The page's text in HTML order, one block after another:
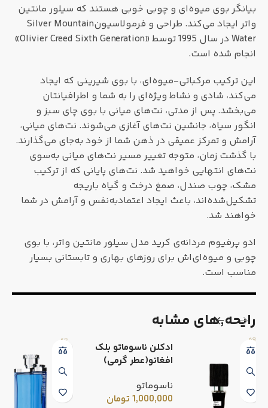
بیانگر بوی میوه‌ای و چوبی خوبی هستند که سیلور مانتین
واتر ایجاد می‌کند. طراحی و فرمولاسیونSilver Mountain
Water در سال 1995 توسط «Olivier Creed Sixth Generation»
انجام شده است.
این ترکیب مرکباتی-میوه‌ای، با بوی شیرینی که ایجاد
می‌کند، شادی و نشاط ویژه‌ای را به شما و اطرافیانتان
می‌بخشد. پس از مدتی، نت‌های میانی با بوی چای سبز و
انگور سیاه، جانشین نت‌های آغازی می‌شوند. نت‌های میانی،
آرامش و تمرکز عمیقی در ذهن شما از خود به‌جای می‌گذارند.
با گذشت زمان، متوجه تغییر مسیر نت‌های میانی به‌سوی
نت‌های انتهایی خواهید شد. نت‌های پایانی که از ترکیب
مشک، چوب صندل، صمغ درخت و گیاه باریجه
تشکیل‌شده‌اند، باعث ایجاد اعتمادبه‌نفس و آرامش در شما
خواهند شد.
ادو پرفیوم مردانه‌ی کرید مدل سیلور مانتین واتر، با بوی
چوبی و میوه‌ای‌اش برای روزهای بهاری و تابستانی بسیار
مناسب است.
رایحه٬های مشابه
ادکلن ناسوماتو بلک
افغانو(عطر گرمی)
ناسوماتو
1,000,000 تومان